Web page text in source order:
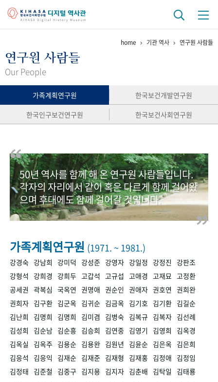
걸어온 길 기관 변천사
연구 역사
정책과 연구 키워드로 보는 연구 역사
연구자들
간행물 변천사
기록물 아카이브
사진 아카이브 문서 기록물 행정박물 영상 기록물
50+1주년 기념
+1
VR 역사관
home 기관 역사 연구원 사람들
연구원 사람들
Our People
가족계획연구원
한국보건개발연구원
한국인구보건연구원
한국보건사회연구원
50년 역사를 함께 해 온 연구원 사람들입니다.
각자의 자리에서 같이 혹은 다르게 함께 걸어왔
으며 후대에도 함께 걸어갈 것입니다.
가족계획연구원 (1971. ~ 1981.)
강경숙 강남희 강미덕 강성준 강영자 강일정 강정진
강판조
강형석
강희경 강희두 고갑석 고규섭 고애경 고재묘 고정환
공세권 곽복심 국옥연 권명애 권순인 권애자 권호연 권희완
권희자 김구환 김군옥 김귀순 김금옥 김기호 김기환 김길순
김난희
김명희 김명희 김미겸 김병숙 김복규 김복자 김선례
김성희
김순남 김순흥 김승희 김연중 김영기 김영희
김옥경
김옥실
김옥주 김용순 김용완 김원년 김윤순 김은옥 김은희
김응석
김응익 김재순 김재준 김재형 김재홍 김정애 김정임
김정태 김준철 김중구 김지용 김지자 김춘배 김탁일
김태룡